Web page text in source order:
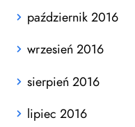
październik 2016
wrzesień 2016
sierpień 2016
lipiec 2016